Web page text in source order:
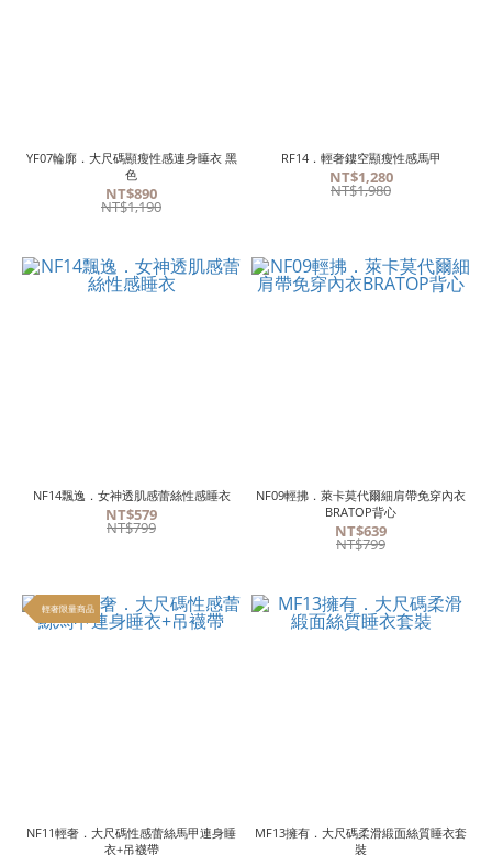
YF07輪廓．大尺碼顯瘦性感連身睡衣 黑
色
NT$890
NT$1,190
RF14．輕奢鏤空顯瘦性感馬甲
NT$1,280
NT$1,980
NF14飄逸．女神透肌感蕾絲性感睡衣
NT$579
NT$799
NF09輕拂．萊卡莫代爾細肩帶免穿內衣
BRATOP背心
NT$639
NT$799
輕奢限量商品
NF11輕奢．大尺碼性感蕾絲馬甲連身睡
衣+吊襪帶
MF13擁有．大尺碼柔滑緞面絲質睡衣套
裝